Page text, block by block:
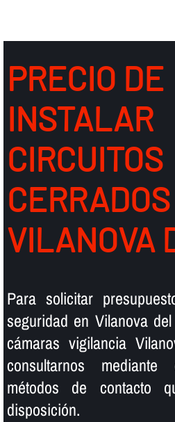
PRECIO DE
INSTALAR
CIRCUITOS
VILANOVA
Para solicitar
seguridad en Vilanova
cámaras vigilancia
consultarnos
métodos de contacto
disposición.